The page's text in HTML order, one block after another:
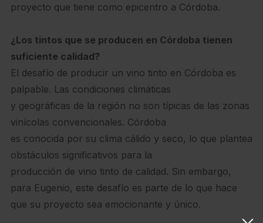
proyecto que tiene como epicentro a Córdoba.
¿Los tintos que se producen en Córdoba tienen
suficiente calidad?
El desafío de producir un vino tinto en Córdoba es
palpable. Las condiciones climáticas
y geográficas de la región no son típicas de las zonas
vinícolas convencionales. Córdoba
es conocida por su clima cálido y seco, lo que plantea
obstáculos significativos para la
producción de vino tinto de calidad. Sin embargo,
para Eugenio, este desafío es parte de lo que hace
que su proyecto sea emocionante y único.